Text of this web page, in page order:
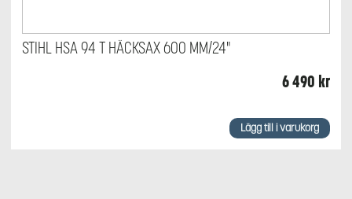
STIHL HSA 94 T HÄCKSAX 600 MM/24"
6 490 kr
Lägg till i varukorg